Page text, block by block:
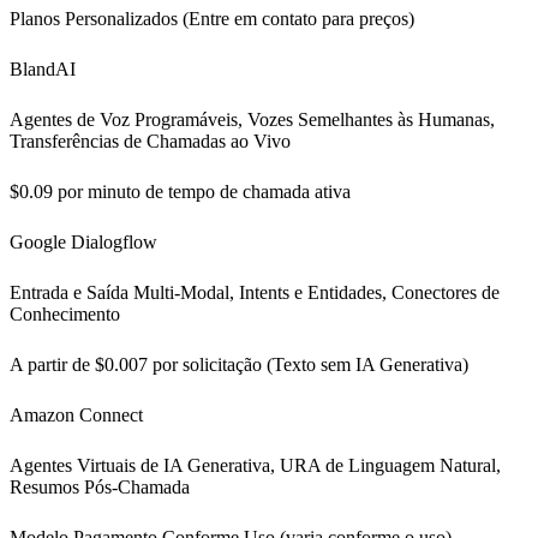
Planos Personalizados (Entre em contato para preços)
BlandAI
Agentes de Voz Programáveis, Vozes Semelhantes às Humanas,
Transferências de Chamadas ao Vivo
$0.09 por minuto de tempo de chamada ativa
Google Dialogflow
Entrada e Saída Multi-Modal, Intents e Entidades, Conectores de
Conhecimento
A partir de $0.007 por solicitação (Texto sem IA Generativa)
Amazon Connect
Agentes Virtuais de IA Generativa, URA de Linguagem Natural,
Resumos Pós-Chamada